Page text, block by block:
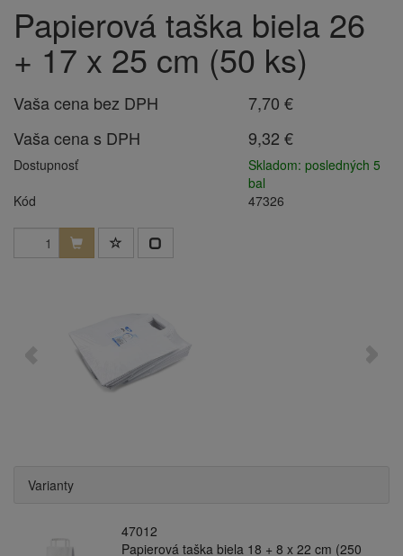
Papierová taška biela 26
+ 17 x 25 cm (50 ks)
Vaša cena bez DPH
7,70 €
Vaša cena s DPH
9,32 €
Dostupnosť
Skladom: posledných 5
bal
Kód
47326
Varianty
47012
Papierová taška biela 18 + 8 x 22 cm (250